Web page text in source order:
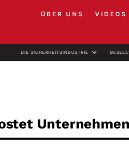
ÜBER UNS VIDEOS
DIE SICHERHEITSINDUSTRIE